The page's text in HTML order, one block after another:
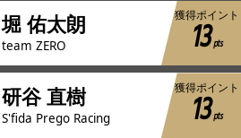
堀 佑太朗
team ZERO
獲得ポイント
13pts
研谷 直樹
S'fida Prego Racing
獲得ポイント
13pts